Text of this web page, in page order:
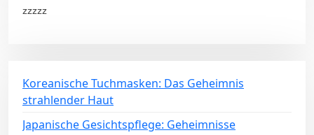
zzzzz
Koreanische Tuchmasken: Das Geheimnis
strahlender Haut
Japanische Gesichtspflege: Geheimnisse